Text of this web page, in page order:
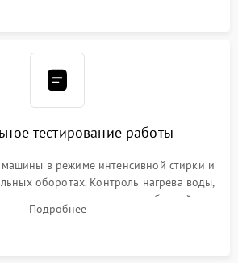
тестирование работы
машины в режиме интенсивной стирки и
оборотах. Контроль нагрева воды,
отсутствия излишних вибраций,
стуков и протечек под корпусом.
Подробнее